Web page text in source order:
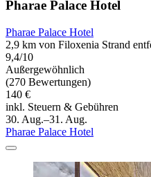
Pharae Palace Hotel
Pharae Palace Hotel
2,9 km von Filoxenia Strand
9,4/10
Außergewöhnlich
(270 Bewertungen)
140 €
inkl. Steuern & Gebühren
30. Aug.–31. Aug.
Pharae Palace Hotel